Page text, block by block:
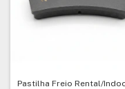
Pastilha Freio Rental/